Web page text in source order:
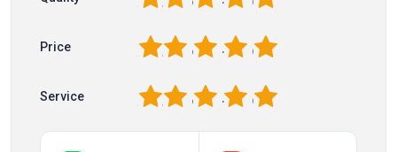
Price 5
4
3
2
Service 5
4
3
2